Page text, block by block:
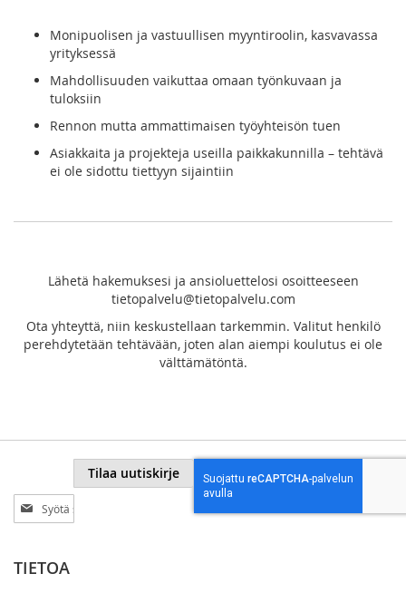
Monipuolisen ja vastuullisen myyntiroolin, kasvavassa
yrityksessä
Mahdollisuuden vaikuttaa omaan työnkuvaan ja
tuloksiin
Rennon mutta ammattimaisen työyhteisön tuen
Asiakkaita ja projekteja useilla paikkakunnilla – tehtävä
ei ole sidottu tiettyyn sijaintiin
Lähetä hakemuksesi ja ansioluettelosi osoitteeseen
tietopalvelu@tietopalvelu.com
Ota yhteyttä, niin keskustellaan tarkemmin. Valitut henkilö
perehdytetään tehtävään, joten alan aiempi koulutus ei ole
välttämätöntä.
Tilaa
uutiskirjeemme:
Tilaa uutiskirje
TIETOA